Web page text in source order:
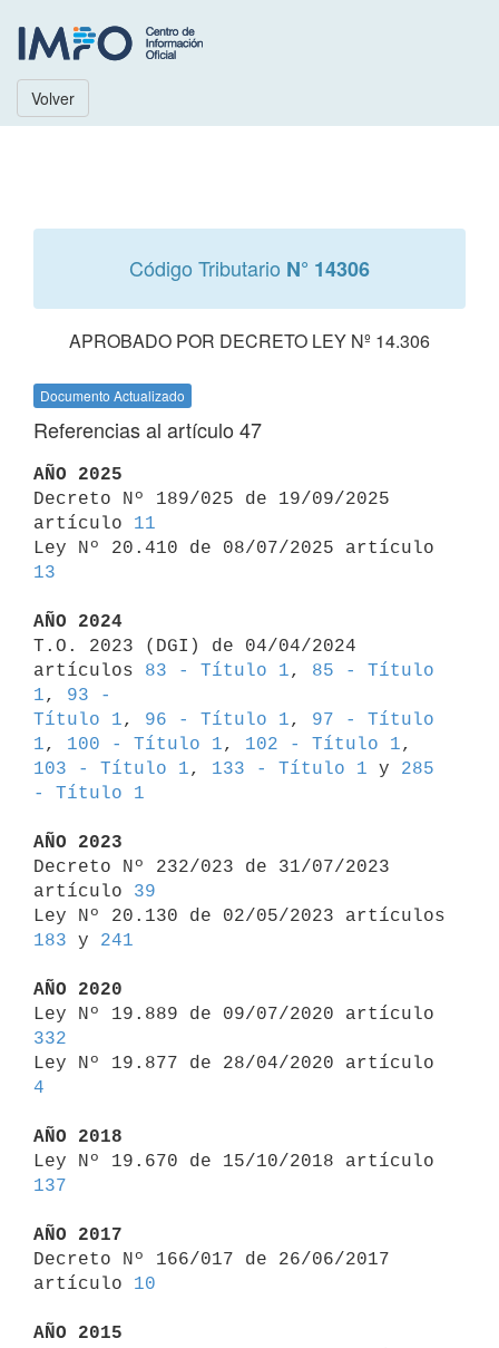
Volver
Código Tributario N° 14306
APROBADO POR DECRETO LEY Nº 14.306
Documento Actualizado
Referencias al artículo 47
AÑO 2025
Decreto Nº 189/025 de 19/09/2025
artículo 11
13
AÑO 2024
T.O. 2023 (DGI) de 04/04/2024
artículos 83 - Título 1, 85 - Título
1, 93 -
Título 1, 96 - Título 1, 97 - Título
1, 100 - Título 1, 102 - Título 1,
103 - Título 1, 133 - Título 1 y 285
- Título 1
AÑO 2023
Decreto Nº 232/023 de 31/07/2023
artículo 39
183 y 241
AÑO 2020
332
4
AÑO 2018
137
AÑO 2017
Decreto Nº 166/017 de 26/06/2017
artículo 10
AÑO 2015